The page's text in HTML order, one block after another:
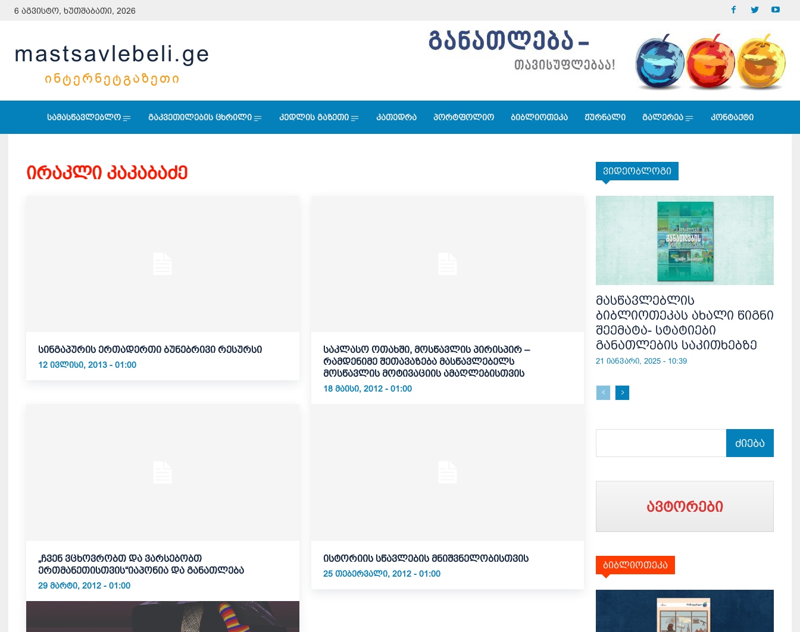
6 აგვისტო, ხუთშაბათი, 2026
mastsavlebeli.ge
ᲘᲜᲢᲔᲠᲜᲔᲢᲒᲐᲖᲔᲗᲘ
სამასწავლებლო გაკვეთილების ცხრილი კედლის გაზეთი კათედრა პორტფოლიო ბიბლიოთეკა ჟურნალი გალერეა კონტაქტი
ირაკლი კაკაბაძე
სინგაპურის ერთადერთი ბუნებრივი რესურსი
12 ᲘᲕᲚᲘᲡᲘ, 2013 - 01:00
საკლასო ოთახში, მოსწავლის პირისპირ –
რამდენიმე შეთავაზება მასწავლებელს
მოსწავლის მოტივაციის ამაღლებისთვის
18 ᲛᲐᲘᲡᲘ, 2012 - 01:00
„ჩვენ ვცხოვრობთ და ვარსებობთ
ერთმანეთისთვის“იაპონია და განათლება
29 ᲛᲐᲠᲢᲘ, 2012 - 01:00
ისტორიის სწავლების მნიშვნელობისთვის
25 ᲗᲔᲑᲔᲠᲕᲐᲚᲘ, 2012 - 01:00
ვიდეობლოგი
მასწავლებლის
ბიბლიოთეკას ახალი წიგნი
შეემატა- სტატიები
განათლების საკითხებზე
21 იანვარი, 2025 - 10:39
ძიება
ავტორები
ბიბლიოთეკა